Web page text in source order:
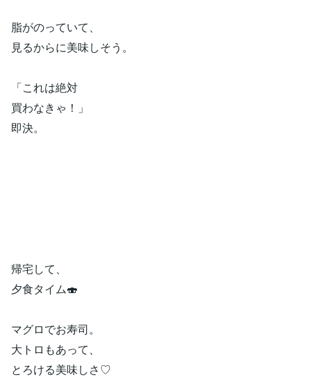
脂がのっていて、
見るからに美味しそう。
「これは絶対
買わなきゃ！」
即決。
帰宅して、
夕食タイム🍣
マグロでお寿司。
大トロもあって、
とろける美味しさ♡